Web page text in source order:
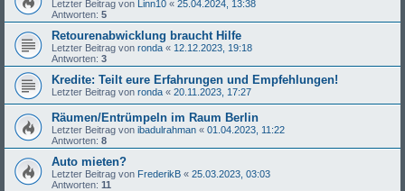
Letzter Beitrag von Linn10 « 25.04.2024, 13:38
Antworten: 5
Retourenabwicklung braucht Hilfe
Letzter Beitrag von ronda « 12.12.2023, 19:18
Antworten: 3
Kredite: Teilt eure Erfahrungen und Empfehlungen!
Letzter Beitrag von ronda « 20.11.2023, 17:27
Räumen/Entrümpeln im Raum Berlin
Letzter Beitrag von ibadulrahman « 01.04.2023, 11:22
Antworten: 8
Auto mieten?
Letzter Beitrag von FrederikB « 25.03.2023, 03:03
Antworten: 11